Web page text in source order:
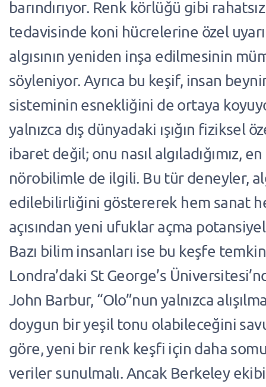
barındırıyor. Renk körlüğü gibi
tedavisinde koni hücrelerine özel
algısının yeniden inşa edilmesinin
söyleniyor. Ayrıca bu keşif, insan
sisteminin esnekliğini de ortaya
yalnızca dış dünyadaki ışığın fiziksel
ibaret değil; onu nasıl algıladığımız,
nörobilimle de ilgili. Bu tür deneyler,
edilebilirliğini göstererek hem sanat
açısından yeni ufuklar açma
Bazı bilim insanları ise bu keşfe
Londra’daki St George’s
John Barbur, “Olo”nun yalnızca
doygun bir yeşil tonu olabileceğini
göre, yeni bir renk keşfi için daha
veriler sunulmalı. Ancak Berkeley